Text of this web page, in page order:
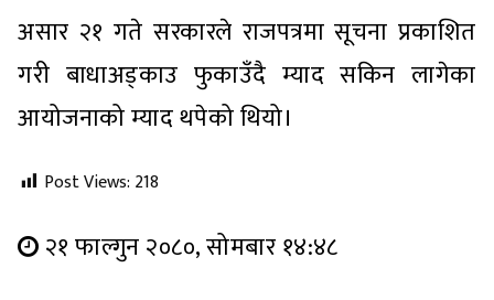
असार २१ गते सरकारले राजपत्रमा सूचना प्रकाशित
गरी बाधाअड्काउ फुकाउँदै म्याद सकिन लागेका
आयोजनाको म्याद थपेको थियो।
Post Views: 218
२१ फाल्गुन २०८०, सोमबार १४:४८